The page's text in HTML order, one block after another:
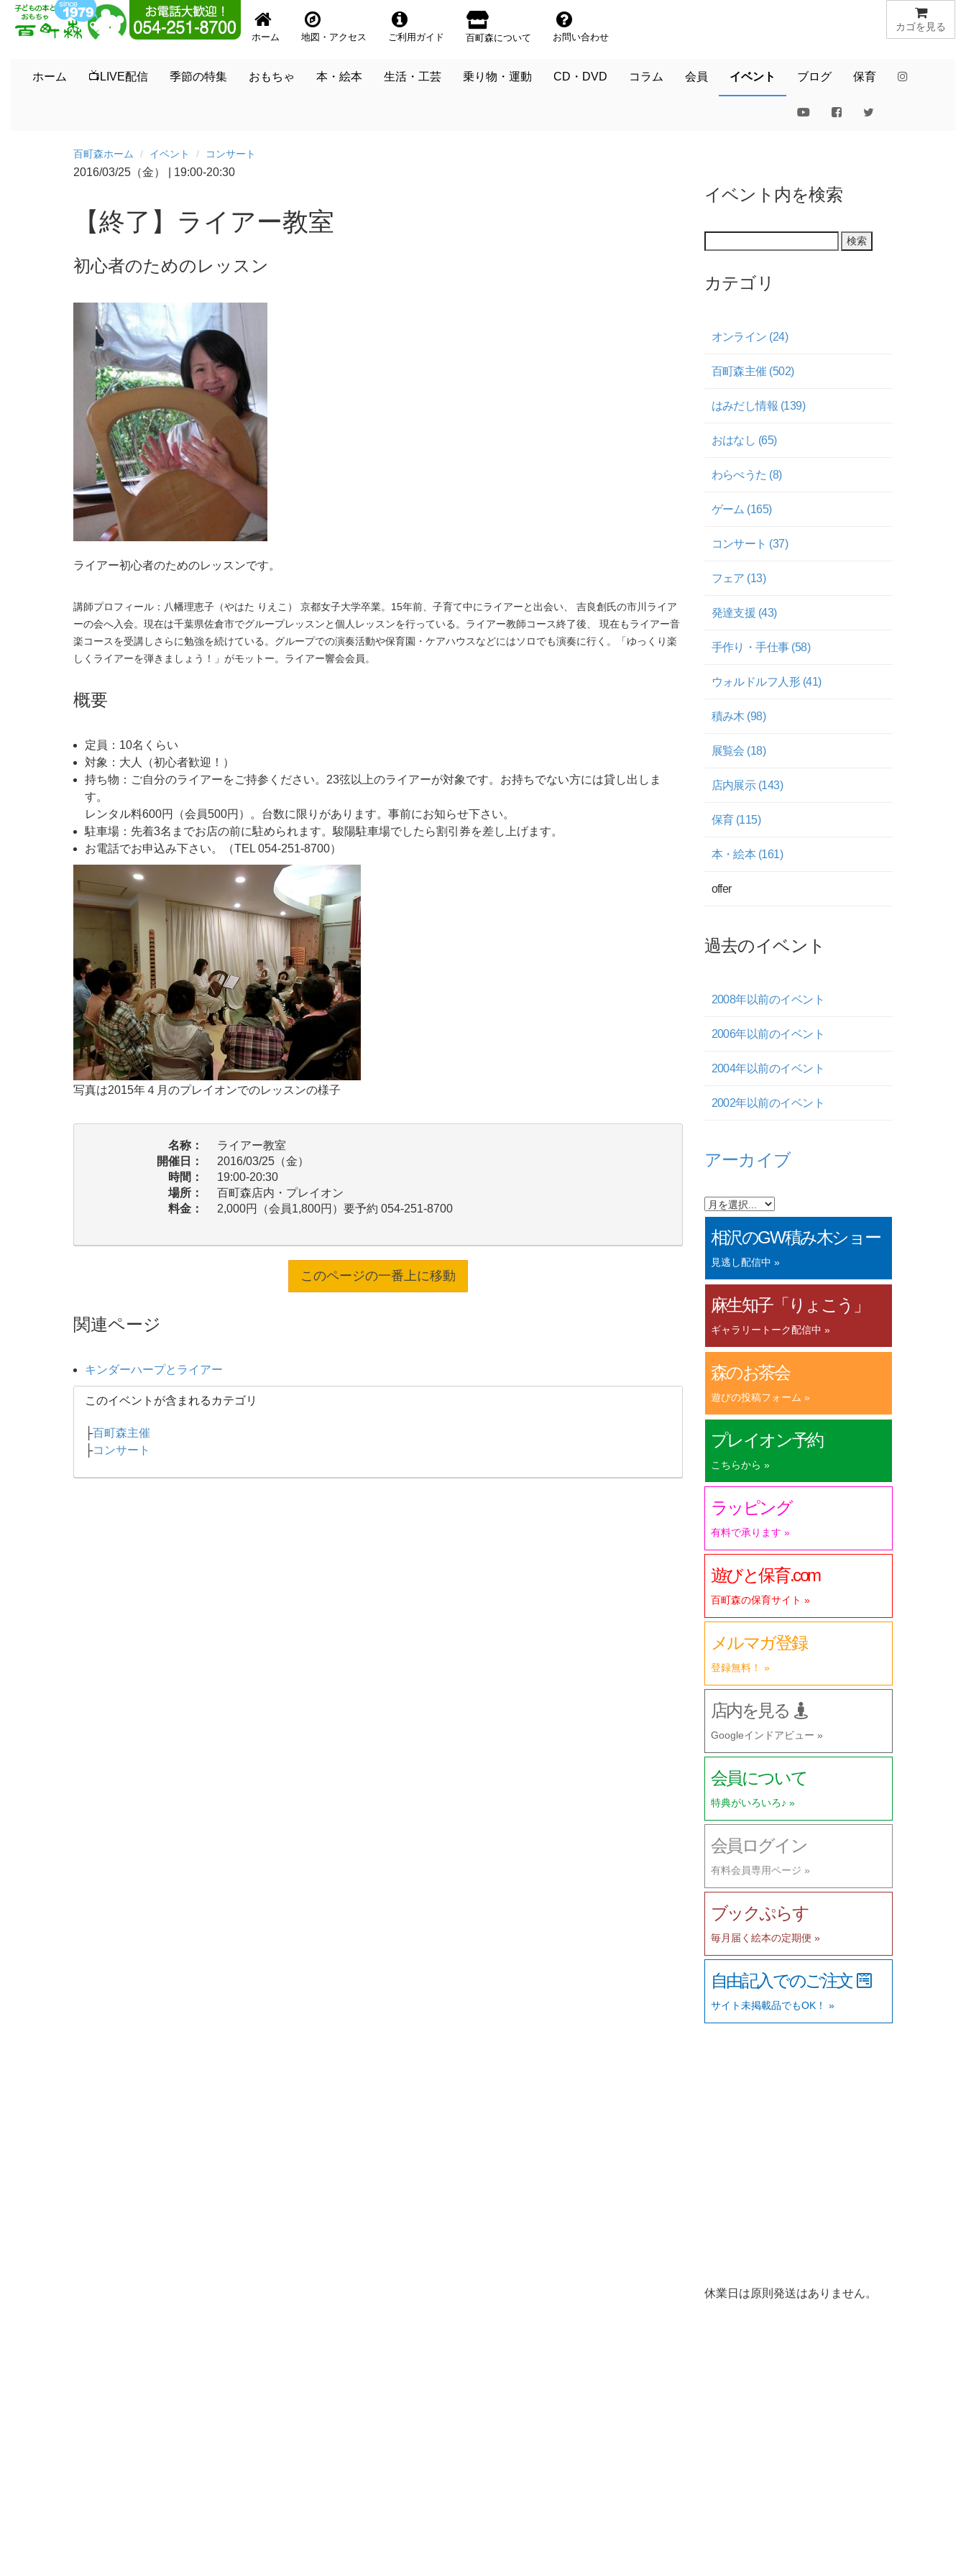
カゴを見る
ホーム 地図・アクセス ご利用ガイド 百町森について お問い合わせ
ホーム 📺LIVE配信 季節の特集 おもちゃ 本・絵本 生活・工芸 乗り物・運動 CD・DVD コラム 会員 イベント ブログ 保育
百町森ホーム イベント コンサート
2016/03/25（金） 19:00-20:30
【終了】ライアー教室
初心者のためのレッスン
ライアー初心者のためのレッスンです。
講師プロフィール：八幡理恵子（やはた りえこ） 京都女子大学卒業。15年前、子育て中にライアーと出会い、 吉良創氏の市川ライア
ーの会へ入会。現在は千葉県佐倉市でグループレッスンと個人レッスンを行っている。ライアー教師コース終了後、 現在もライアー音
楽コースを受講しさらに勉強を続けている。グループでの演奏活動や保育園・ケアハウスなどにはソロでも演奏に行く。「ゆっくり楽
しくライアーを弾きましょう！」がモットー。ライアー響会会員。
概要
定員：10名くらい
対象：大人（初心者歓迎！）
持ち物：ご自分のライアーをご持参ください。23弦以上のライアーが対象です。お持ちでない方には貸し出しま
す。
レンタル料600円（会員500円）。台数に限りがあります。事前にお知らせ下さい。
駐車場：先着3名までお店の前に駐められます。駿陽駐車場でしたら割引券を差し上げます。
お電話でお申込み下さい。（TEL 054-251-8700）
写真は2015年４月のプレイオンでのレッスンの様子
名称：
ライアー教室
開催日：
2016/03/25（金）
時間：
19:00-20:30
場所：
百町森店内・プレイオン
料金：
2,000円（会員1,800円）要予約 054-251-8700
このページの一番上に移動
関連ページ
キンダーハープとライアー
このイベントが含まれるカテゴリ
├百町森主催
├コンサート
イベント内を検索
カテゴリ
オンライン (24)
百町森主催 (502)
はみだし情報 (139)
おはなし (65)
わらべうた (8)
ゲーム (165)
コンサート (37)
フェア (13)
発達支援 (43)
手作り・手仕事 (58)
ウォルドルフ人形 (41)
積み木 (98)
展覧会 (18)
店内展示 (143)
保育 (115)
本・絵本 (161)
offer
過去のイベント
2008年以前のイベント
2006年以前のイベント
2004年以前のイベント
2002年以前のイベント
アーカイブ
相沢のGW積み木ショー
見逃し配信中 »
麻生知子「りょこう」
ギャラリートーク配信中 »
森のお茶会
遊びの投稿フォーム »
プレイオン予約
こちらから »
ラッピング
有料で承ります »
遊びと保育.com
百町森の保育サイト »
メルマガ登録
登録無料！ »
店内を見る
Googleインドアビュー »
会員について
特典がいろいろ♪ »
会員ログイン
有料会員専用ページ »
ブックぷらす
毎月届く絵本の定期便 »
自由記入でのご注文
サイト未掲載品でもOK！ »
休業日は原則発送はありません。